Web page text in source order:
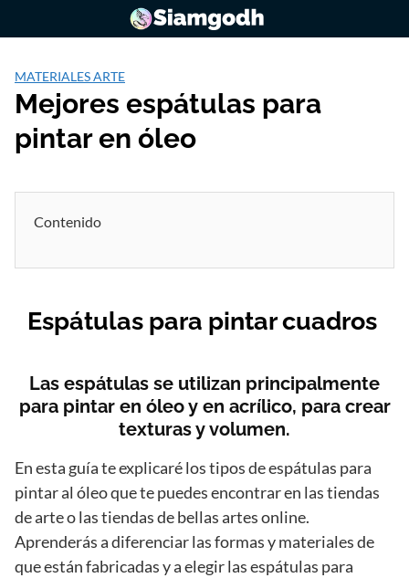
MATERIALES ARTE
Mejores espátulas para
pintar en óleo
Contenido
Espátulas para pintar cuadros
Las espátulas se utilizan principalmente
para pintar en óleo y en acrílico, para crear
texturas y volumen.
En esta guía te explicaré los tipos de espátulas para
pintar al óleo que te puedes encontrar en las tiendas
de arte o las tiendas de bellas artes online.
Aprenderás a diferenciar las formas y materiales de
que están fabricadas y a elegir las espátulas para